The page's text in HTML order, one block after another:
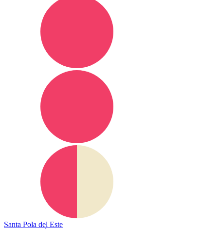
Santa Pola del Este